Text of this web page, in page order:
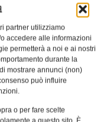
partner utilizziamo
accedere alle informazioni
permetterà a noi e ai nostri
durante la
mostrare annunci (non)
può influire
o per fare scelte
fu il Robodoc,
sudcoreana
viene mostrato
NellaFigura 3viene
di tale
da Brent D